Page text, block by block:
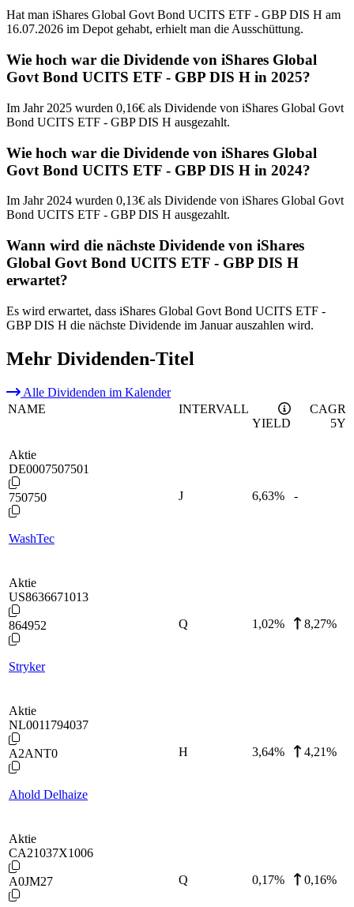
Hat man iShares Global Govt Bond UCITS ETF - GBP DIS H am
16.07.2026 im Depot gehabt, erhielt man die Ausschüttung.
Wie hoch war die Dividende von iShares Global
Govt Bond UCITS ETF - GBP DIS H in 2025?
Im Jahr 2025 wurden 0,16€ als Dividende von iShares Global Govt
Bond UCITS ETF - GBP DIS H ausgezahlt.
Wie hoch war die Dividende von iShares Global
Govt Bond UCITS ETF - GBP DIS H in 2024?
Im Jahr 2024 wurden 0,13€ als Dividende von iShares Global Govt
Bond UCITS ETF - GBP DIS H ausgezahlt.
Wann wird die nächste Dividende von iShares
Global Govt Bond UCITS ETF - GBP DIS H
erwartet?
Es wird erwartet, dass iShares Global Govt Bond UCITS ETF -
GBP DIS H die nächste Dividende im Januar auszahlen wird.
Mehr Dividenden-Titel
Alle Dividenden im Kalender
NAME
INTERVALL
YIELD
CAGR
5Y
Aktie
DE0007507501
750750
WashTec
J 6,63% -
Aktie
US8636671013
864952
Stryker
Q 1,02% 8,27%
Aktie
NL0011794037
A2ANT0
Ahold Delhaize
H 3,64% 4,21%
Aktie
CA21037X1006
A0JM27 Q 0,17% 0,16%